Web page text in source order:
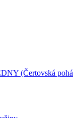
(Čertovská